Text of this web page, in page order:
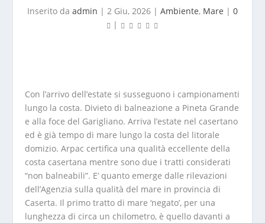
Inserito da admin | 2 Giu, 2026 | Ambiente, Mare | 0
|
Con l’arrivo dell’estate si susseguono i campionamenti
lungo la costa. Divieto di balneazione a Pineta Grande
e alla foce del Garigliano. Arriva l’estate nel casertano
ed è già tempo di mare lungo la costa del litorale
domizio. Arpac certifica una qualità eccellente della
costa casertana mentre sono due i tratti considerati
“non balneabili”. E’ quanto emerge dalle rilevazioni
dell’Agenzia sulla qualità del mare in provincia di
Caserta. Il primo tratto di mare ‘negato’, per una
lunghezza di circa un chilometro, è quello davanti a